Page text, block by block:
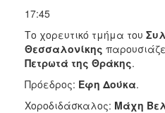
17:45
Το χορευτικό τμήμα του
Θεσσαλονίκης
Πετρωτά της Θράκης.
Πρόεδρος: Εφη Δούκα.
Χοροδιδάσκαλος: Μάχη